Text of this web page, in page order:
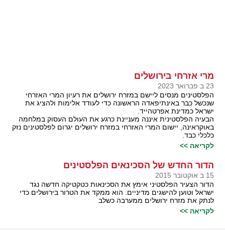
מרי אזרחי בירושלים
23 ב פברואר 2023
הפלסטינים מנסים ליישם במזרח ירושלים את רעיון המרי האזרחי
שנכשל כבר באינתיפאדה הראשונה כדי לעודד אלימות ולהציג את
ישראל כמדינת אפרטהייד.
הבעיה הפלסטינית איננה מעניינת כרגע את העולם העסוק במלחמה
באוקראינה, יישום המרי האזרחי במזרח ירושלים יגרום לפלסטינים נזק
כלכלי כבד.
לקריאה >>
הדור החדש של הסכינאים הפלסטינים
15 ב אוקטובר 2015
הדור הצעיר הפלסטיני אימץ את הסכינאות כטקטיקה חדשה נגד
ישראל וטוען להישגים מדיניים. הוא ממקד את הטרור בירושלים כדי
לנתק את מזרח ירושלים ממערבה כשלב
לקריאה >>